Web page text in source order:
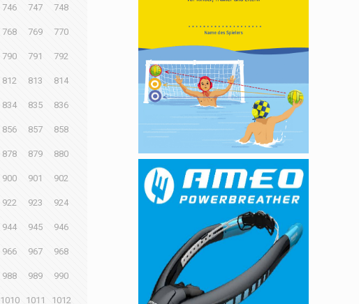
746 747 748
768 769 770
790 791 792
812 813 814
834 835 836
856 857 858
878 879 880
900 901 902
922 923 924
944 945 946
966 967 968
988 989 990
1010 1011 1012